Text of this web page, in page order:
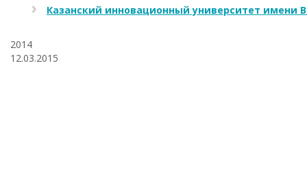
Казанский инновационный университет имени
2014
12.03.2015